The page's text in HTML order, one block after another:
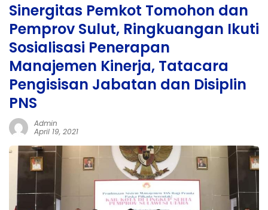
Sinergitas Pemkot Tomohon dan
Pemprov Sulut, Ringkuangan Ikuti
Sosialisasi Penerapan
Manajemen Kinerja, Tatacara
Pengisisan Jabatan dan Disiplin
PNS
Admin
April 19, 2021